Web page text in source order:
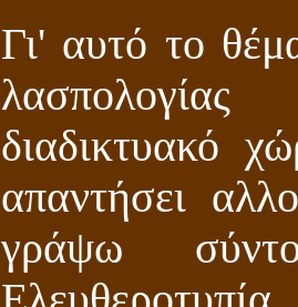
Γι' αυτό το
διαδικτυακό
απαντήσει
γράψω